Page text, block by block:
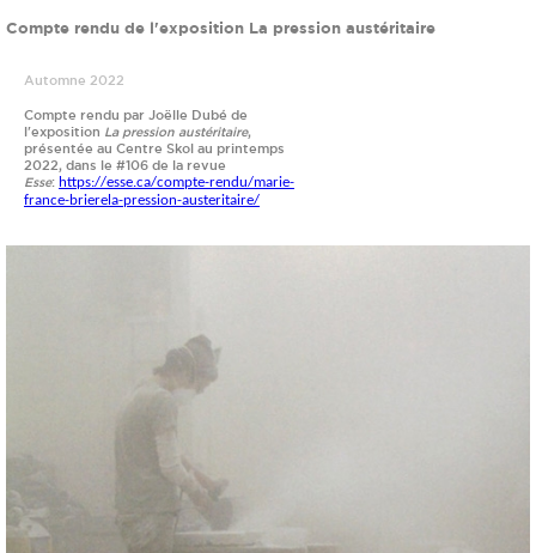
Compte rendu de l'exposition La pression austéritaire
Automne 2022
Compte rendu par Joëlle Dubé de
l'exposition La pression austéritaire,
présentée au Centre Skol au printemps
2022, dans le #106 de la revue
Esse: https://esse.ca/compte-rendu/marie-
france-brierela-pression-austeritaire/